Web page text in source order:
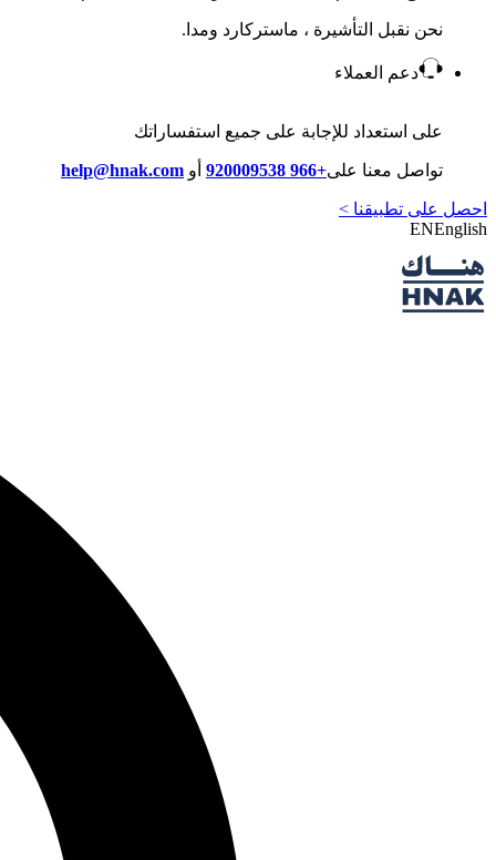
نحن نقبل التأشيرة ، ماستركارد ومدا.
دعم العملاء
على استعداد للإجابة على جميع استفساراتك
تواصل معنا على+966 920009538 أو help@hnak.com
احصل على تطبيقنا >
ENEnglish